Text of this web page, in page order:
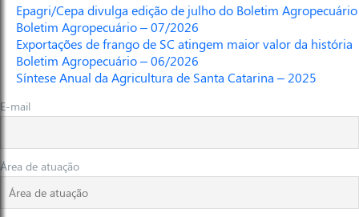
Epagri/Cepa divulga edição de julho do Boletim Agropecuário
Boletim Agropecuário – 07/2026
Exportações de frango de SC atingem maior valor da história
Boletim Agropecuário – 06/2026
Síntese Anual da Agricultura de Santa Catarina – 2025
E-mail
Área de atuação